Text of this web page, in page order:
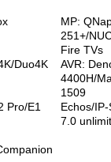
MP:
251+/
Fire TVs
Duo4K
AVR:
4400H/
1509
Pro/E1
Echos/
7.0